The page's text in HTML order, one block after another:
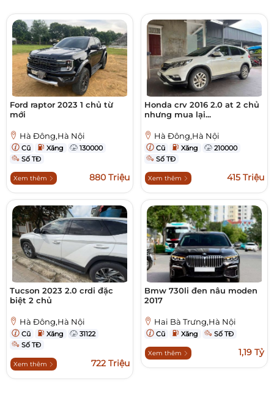
Ford raptor 2023 1 chủ từ
mới
Hà Đông,Hà Nội
Cũ Xăng
130000
Số TĐ
Xem thêm 880 Triệu
Honda crv 2016 2.0 at 2 chủ
nhưng mua lại...
Hà Đông,Hà Nội
Cũ Xăng
210000
Số TĐ
Xem thêm 415 Triệu
Tucson 2023 2.0 crdi đặc
biệt 2 chủ
Hà Đông,Hà Nội
Cũ Xăng
31122
Số TĐ
Xem thêm 722 Triệu
Bmw 730li đen nâu moden
2017
Hai Bà Trưng,Hà Nội
Cũ Xăng Số TĐ
Xem thêm 1,19 Tỷ